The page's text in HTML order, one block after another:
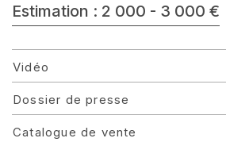
Estimation : 2 000 - 3 000 €
Vidéo
Dossier de presse
Catalogue de vente